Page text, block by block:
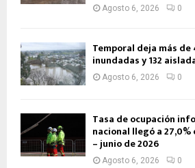
Agosto 6, 2026 0
Temporal deja más
inundadas y 132
Agosto 6, 2026 0
Tasa de ocupación
nacional llegó a
– junio de 2026
Agosto 6, 2026 0